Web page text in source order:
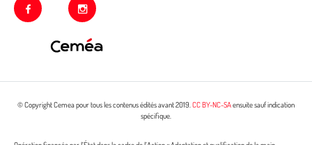
facebook instagram
© Copyright Cemea pour tous les contenus édités avant 2019.CC BY-NC-SAensuite sauf indication
spécifique.